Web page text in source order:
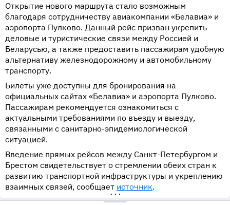
Открытие нового маршрута стало возможным
благодаря сотрудничеству авиакомпании «Белавиа» и
аэропорта Пулково. Данный рейс призван укрепить
деловые и туристические связи между Россией и
Беларусью, а также предоставить пассажирам удобную
альтернативу железнодорожному и автомобильному
транспорту.
Билеты уже доступны для бронирования на
официальных сайтах «Белавиа» и аэропорта Пулково.
Пассажирам рекомендуется ознакомиться с
актуальными требованиями по въезду и выезду,
связанными с санитарно-эпидемиологической
ситуацией.
Введение прямых рейсов между Санкт-Петербургом и
Брестом свидетельствует о стремлении обеих стран к
развитию транспортной инфраструктуры и укреплению
взаимных связей, сообщает источник.
•••